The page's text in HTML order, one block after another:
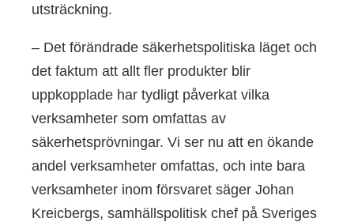
utsträckning.
– Det förändrade säkerhetspolitiska läget och
det faktum att allt fler produkter blir
uppkopplade har tydligt påverkat vilka
verksamheter som omfattas av
säkerhetsprövningar. Vi ser nu att en ökande
andel verksamheter omfattas, och inte bara
verksamheter inom försvaret säger Johan
Kreicbergs, samhällspolitisk chef på Sveriges